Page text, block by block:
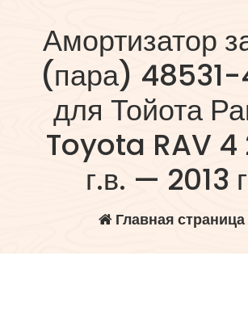
Амортизатор
(пара) 48531-
для Тойота
Toyota RAV
г.в. — 2013
Главная страница